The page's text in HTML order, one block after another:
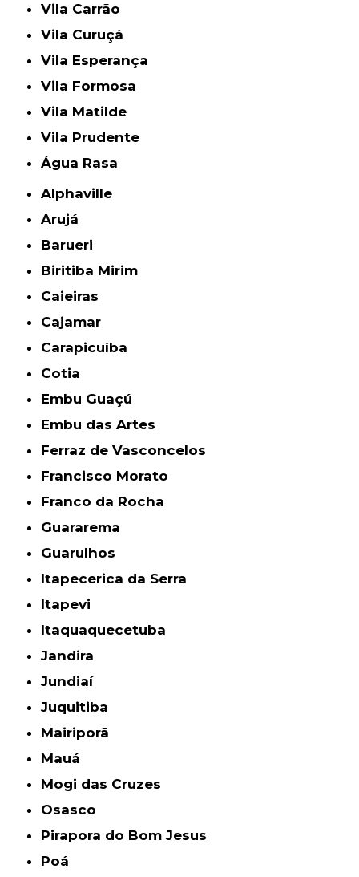
Vila Carrão
Vila Curuçá
Vila Esperança
Vila Formosa
Vila Matilde
Vila Prudente
Água Rasa
Alphaville
Arujá
Barueri
Biritiba Mirim
Caieiras
Cajamar
Carapicuíba
Cotia
Embu Guaçú
Embu das Artes
Ferraz de Vasconcelos
Francisco Morato
Franco da Rocha
Guararema
Guarulhos
Itapecerica da Serra
Itapevi
Itaquaquecetuba
Jandira
Jundiaí
Juquitiba
Mairiporã
Mauá
Mogi das Cruzes
Osasco
Pirapora do Bom Jesus
Poá